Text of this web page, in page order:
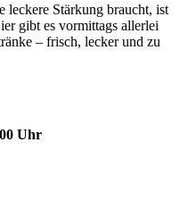
leckere Stärkung braucht, ist
gibt es vormittags allerlei
– frisch, lecker und zu
Uhr